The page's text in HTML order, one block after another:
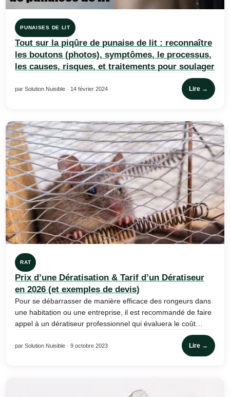
PUNAISES DE LIT
Tout sur la piqûre de punaise de lit : reconnaître
les boutons (photos), symptômes, le processus,
les causes, risques, et traitements pour soulager
par Solution Nuisible · 14 février 2024 Lire →
RAT
Prix d’une Dératisation & Tarif d’un Dératiseur
en 2026 (et exemples de devis)
Pour se débarrasser de manière efficace des rongeurs dans
une habitation ou une entreprise, il est recommandé de faire
appel à un dératiseur professionnel qui évaluera le coût…
par Solution Nuisible · 9 octobre 2023 Lire →